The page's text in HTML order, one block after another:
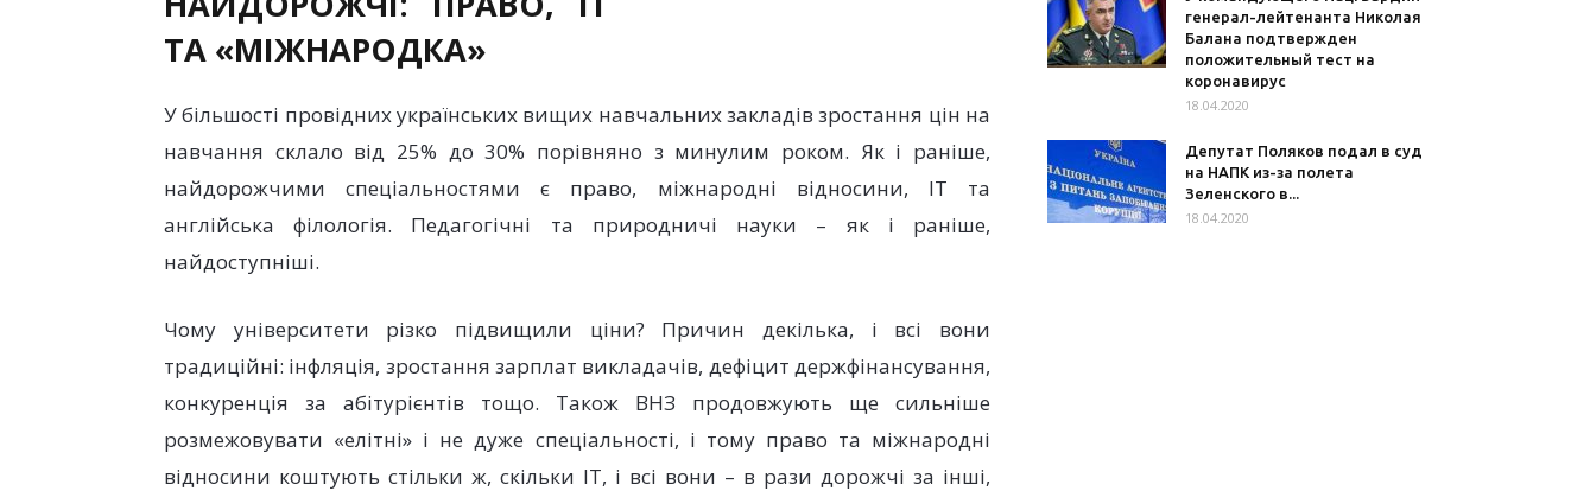
ТА «МІЖНАРОДКА»
У більшості провідних українських вищих навчальних закладів зростання цін на
навчання склало від 25% до 30% порівняно з минулим роком. Як і раніше,
найдорожчими спеціальностями є право, міжнародні відносини, ІТ та
англійська філологія. Педагогічні та природничі науки – як і раніше,
найдоступніші.
Чому університети різко підвищили ціни? Причин декілька, і всі вони
традиційні: інфляція, зростання зарплат викладачів, дефіцит держфінансування,
конкуренція за абітурієнтів тощо. Також ВНЗ продовжують ще сильніше
розмежовувати «елітні» і не дуже спеціальності, і тому право та міжнародні
відносини коштують стільки ж, скільки IT, і всі вони – в рази дорожчі за інші,
генерал-лейтенанта Николая
Балана подтвержден
положительный тест на
коронавирус
18.04.2020
Депутат Поляков подал в суд
на НАПК из-за полета
Зеленского в...
18.04.2020